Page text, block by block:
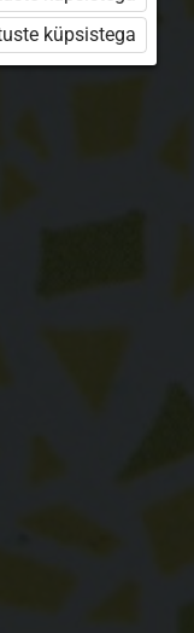
küpsistega